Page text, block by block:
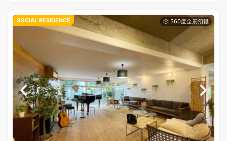
SOCIAL RESIDENCE